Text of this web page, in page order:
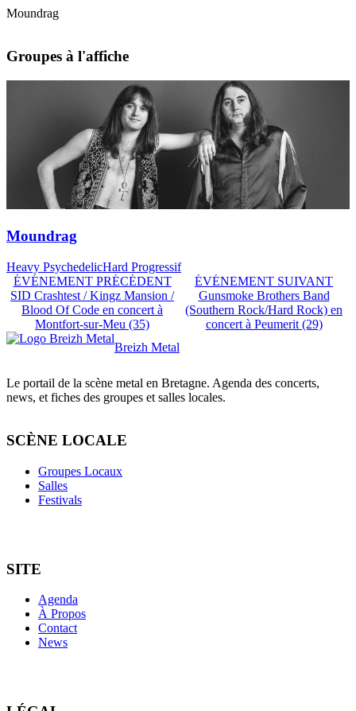
Moundrag
Groupes à l'affiche
Moundrag
Heavy PsychedelicHard Progressif
ÉVÉNEMENT PRÉCÉDENT
SID Crashtest / Kingz Mansion /
Blood Of Code en concert à
Montfort-sur-Meu (35)
ÉVÉNEMENT SUIVANT
Gunsmoke Brothers Band
(Southern Rock/Hard Rock) en
concert à Peumerit (29)
Breizh Metal
Le portail de la scène metal en Bretagne. Agenda des concerts,
news, et fiches des groupes et salles locales.
SCÈNE LOCALE
Groupes Locaux
Salles
Festivals
SITE
Agenda
À Propos
Contact
News